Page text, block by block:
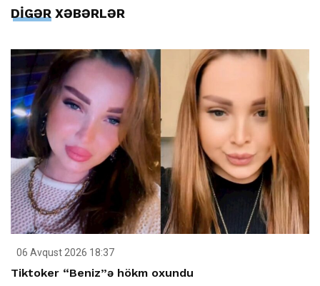
DİGƏR XƏBƏRLƏR
06 Avqust 2026 18:37
Tiktoker “Beniz”ə hökm oxundu